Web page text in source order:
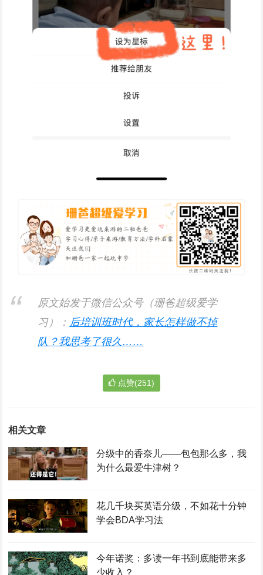
原文始发于微信公众号（珊爸超级爱学
习）： 后培训班时代，家长怎样做不掉
队？我思考了很久……
点赞(251)
相关文章
分级中的香奈儿——包包那么多，我
为什么最爱牛津树？
花几千块买英语分级，不如花十分钟
学会BDA学习法
今年诺奖：多读一年书到底能带来多
少收入？